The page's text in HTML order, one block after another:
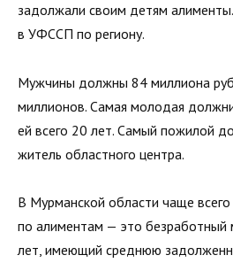
задолжали своим детям
в УФССП по региону.
Мужчины должны 84 миллиона
миллионов. Самая молодая
ей всего 20 лет. Самый пожилой
житель областного центра.
В Мурманской области чаще
по алиментам — это
лет, имеющий среднюю